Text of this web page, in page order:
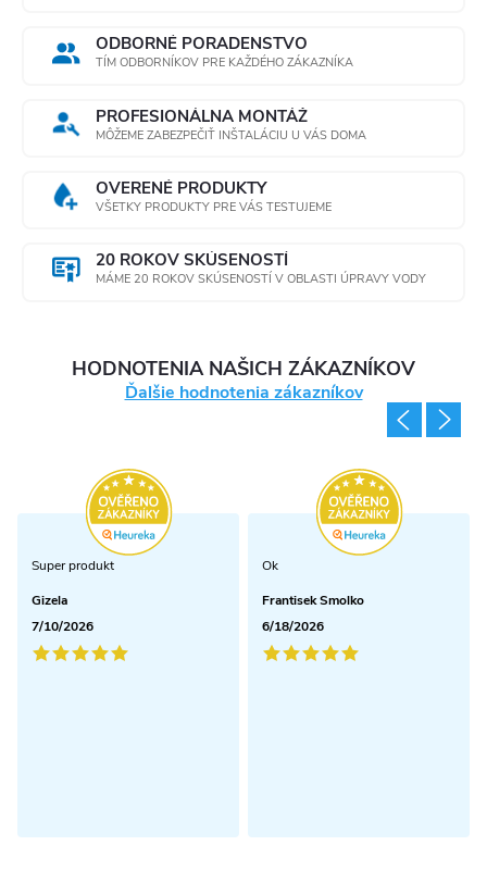
ODBORNÉ PORADENSTVO
TÍM ODBORNÍKOV PRE KAŽDÉHO ZÁKAZNÍKA
PROFESIONÁLNA MONTÁŽ
MÔŽEME ZABEZPEČIŤ INŠTALÁCIU U VÁS DOMA
OVERENÉ PRODUKTY
VŠETKY PRODUKTY PRE VÁS TESTUJEME
20 ROKOV SKÚSENOSTÍ
MÁME 20 ROKOV SKÚSENOSTÍ V OBLASTI ÚPRAVY VODY
HODNOTENIA NAŠICH ZÁKAZNÍKOV
Ďalšie hodnotenia zákazníkov
Super produkt
Gizela
7/10/2026
Ok
Frantisek Smolko
6/18/2026